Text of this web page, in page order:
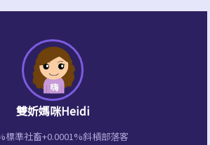
雙妡媽咪Heidi
標準社畜+0.0001%斜槓部落客